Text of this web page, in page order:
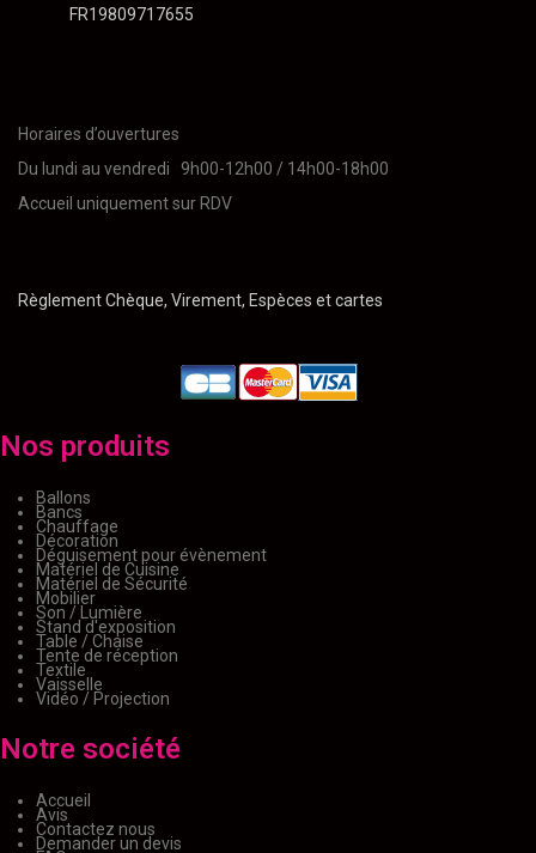
FR19809717655
Horaires d’ouvertures
Du lundi au vendredi 9h00-12h00 / 14h00-18h00
Accueil uniquement sur RDV
Règlement Chèque, Virement, Espèces et cartes
Nos produits
Ballons
Bancs
Chauffage
Décoration
Déguisement pour évènement
Matériel de Cuisine
Matériel de Sécurité
Mobilier
Son / Lumière
Stand d'exposition
Table / Chaise
Tente de réception
Textile
Vaisselle
Vidéo / Projection
Notre société
Accueil
Avis
Contactez nous
Demander un devis